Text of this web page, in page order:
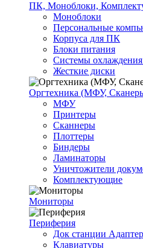
ПК, Моноблоки,
Моноблоки
Персональные
Корпуса для ПК
Блоки питания
Системы
Жесткие диски
Оргтехника (МФУ,
МФУ
Принтеры
Сканнеры
Плоттеры
Биндеры
Ламинаторы
Уничтожители
Комплектующие
Мониторы
Периферия
Док станции
Клавиатуры